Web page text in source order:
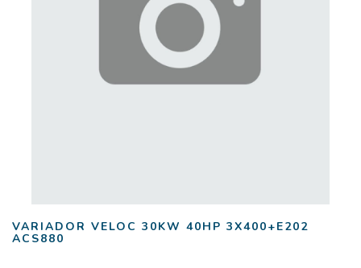
VARIADOR VELOC 30KW 40HP 3X400+E202
ACS880